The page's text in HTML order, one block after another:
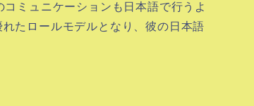
ミュニケーションも日本語で行うよ
たロールモデルとなり、彼の日本語